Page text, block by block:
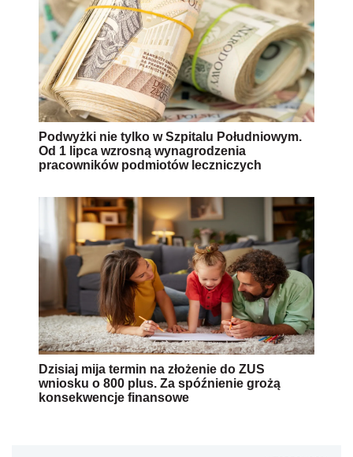
Podwyżki nie tylko w Szpitalu Południowym.
Od 1 lipca wzrosną wynagrodzenia
pracowników podmiotów leczniczych
Dzisiaj mija termin na złożenie do ZUS
wniosku o 800 plus. Za spóźnienie grożą
konsekwencje finansowe